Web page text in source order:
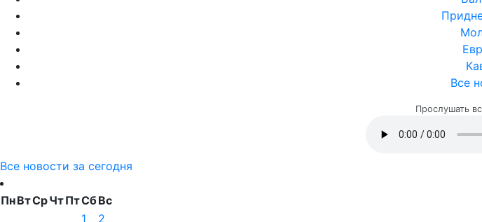
Все
Прослушать
Все новости за сегодня
ПнВтСрЧтПтСбВс
1
2